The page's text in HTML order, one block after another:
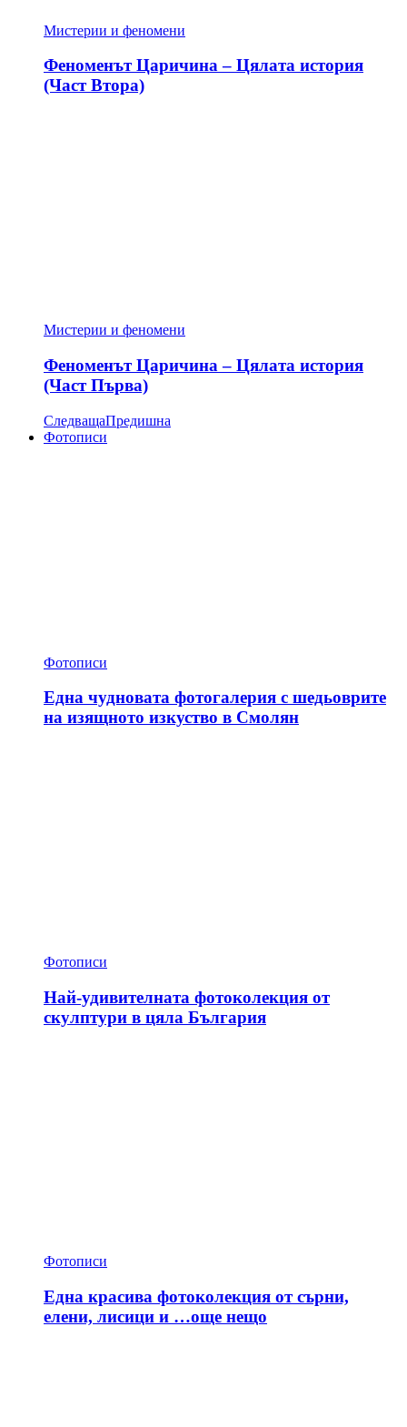
Мистерии и феномени
Феноменът Царичина – Цялата история
(Част Втора)
Мистерии и феномени
Феноменът Царичина – Цялата история
(Част Първа)
СледващаПредишна
Фотописи
Фотописи
Една чудновата фотогалерия с шедьоврите
на изящното изкуство в Смолян
Фотописи
Най-удивителната фотоколекция от
скулптури в цяла България
Фотописи
Една красива фотоколекция от сърни,
елени, лисици и …още нещо